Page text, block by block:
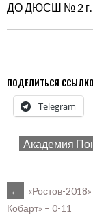
ДО ДЮСШ № 2 г.
ПОДЕЛИТЬСЯ
Telegram
Академия
POST
←
«Ростов-
Кобарт» – 0-11